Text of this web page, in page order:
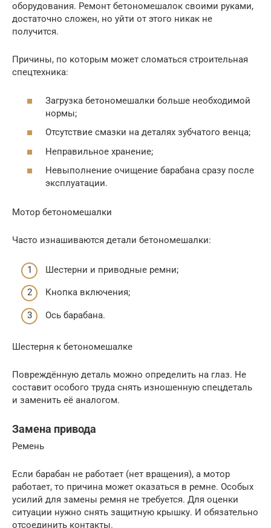
оборудования. Ремонт бетономешалок своими руками,
достаточно сложен, но уйти от этого никак не
получится.
Причины, по которым может сломаться строительная
спецтехника:
Загрузка бетономешалки больше необходимой
нормы;
Отсутствие смазки на деталях зубчатого венца;
Неправильное хранение;
Невыполнение очищение барабана сразу после
эксплуатации.
Мотор бетономешалки
Часто изнашиваются детали бетономешалки:
Шестерни и приводные ремни;
Кнопка включения;
Ось барабана.
Шестерня к бетономешалке
Повреждённую деталь можно определить на глаз. Не
составит особого труда снять изношенную спецдеталь
и заменить её аналогом.
Замена привода
Ремень
Если барабан не работает (нет вращения), а мотор
работает, то причина может оказаться в ремне. Особых
усилий для замены ремня не требуется. Для оценки
ситуации нужно снять защитную крышку. И обязательно
отсоединить контакты.